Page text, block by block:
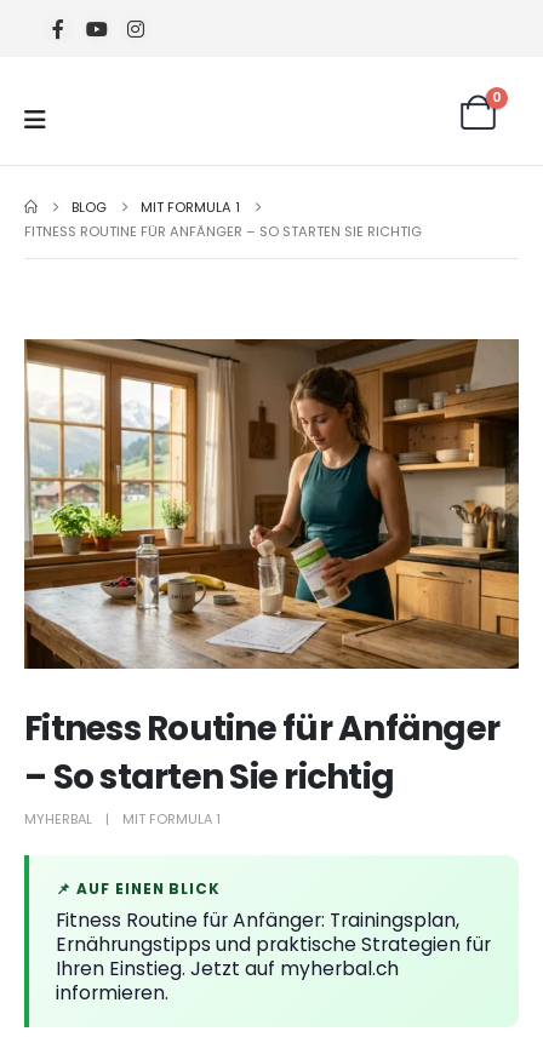
0
BLOG
MIT FORMULA 1
FITNESS ROUTINE FÜR ANFÄNGER – SO STARTEN SIE RICHTIG
Fitness Routine für Anfänger
– So starten Sie richtig
MYHERBAL MIT FORMULA 1
📌 AUF EINEN BLICK
Fitness Routine für Anfänger: Trainingsplan,
Ernährungstipps und praktische Strategien für
Ihren Einstieg. Jetzt auf myherbal.ch
informieren.